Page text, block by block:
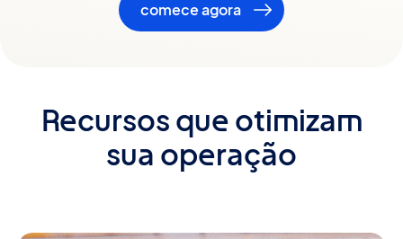
comece agora
Recursos que otimizam
sua operação